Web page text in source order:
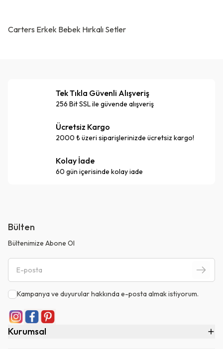
Carters Erkek Bebek Hırkalı Setler
Tek Tıkla Güvenli Alışveriş
256 Bit SSL ile güvende alışveriş
Ücretsiz Kargo
2000 ₺ üzeri siparişlerinizde ücretsiz kargo!
Kolay İade
60 gün içerisinde kolay iade
Bülten
Bültenimize Abone Ol
Kampanya ve duyurular hakkında e-posta almak istiyorum.
Kurumsal